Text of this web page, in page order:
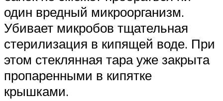
один вредный микроорганизм.
Убивает микробов тщательная
стерилизация в кипящей воде. При
этом стеклянная тара уже закрыта
пропаренными в кипятке
крышками.